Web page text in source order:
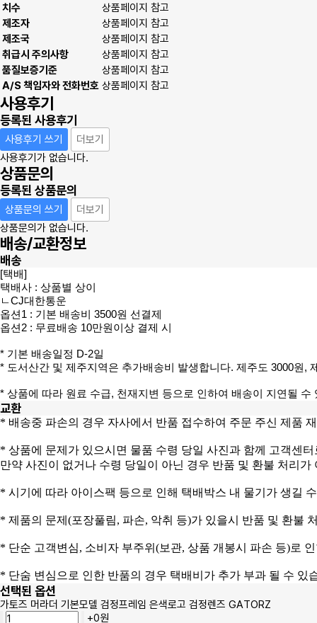
치수
상품페이지 참고
제조자
상품페이지 참고
제조국
상품페이지 참고
취급시 주의사항
상품페이지 참고
품질보증기준
상품페이지 참고
A/S 책임자와 전화번호 상품페이지 참고
사용후기
등록된 사용후기
사용후기 쓰기
더보기
사용후기가 없습니다.
상품문의
등록된 상품문의
상품문의 쓰기
더보기
상품문의가 없습니다.
배송/교환정보
배송
[택배]
택배사 : 상품별 상이
ㄴCJ대한통운
옵션1 : 기본 배송비 3500원 선결제
옵션2 : 무료배송 10만원이상 결제 시
* 기본 배송일정 D-2일
* 도서산간 및 제주지역은 추가배송비 발생합니다. 제주도 3000원,
* 상품에 따라 원료 수급, 천재지변 등으로 인하여 배송이 지연될 수
교환
* 배송중 파손의 경우 자사에서 반품 접수하여 주문 주신 제품
* 상품에 문제가 있으시면 물품 수령 당일 사진과 함께
고객센
만약 사진이 없거나 수령 당일이 아닌 경우 반품 및 환불 처리가
* 시기에 따라 아이스팩 등으로 인해 택배박스 내 물기가 생길
* 제품의 문제(포장풀림, 파손, 악취 등)가 있을시 반품 및 환불
* 단순 고객변심, 소비자 부주위(보관, 상품 개봉시 파손 등)로
* 단숨 변심으로 인한 반품의 경우 택배비가 추가 부과 될 수 있
선택된 옵션
가토즈 머라더 기본모델 검정프레임 은색로고 검정렌즈 GATORZ
+0원